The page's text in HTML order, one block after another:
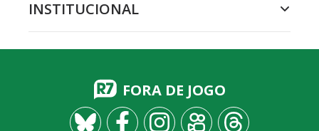
INSTITUCIONAL
FORA DE JOGO